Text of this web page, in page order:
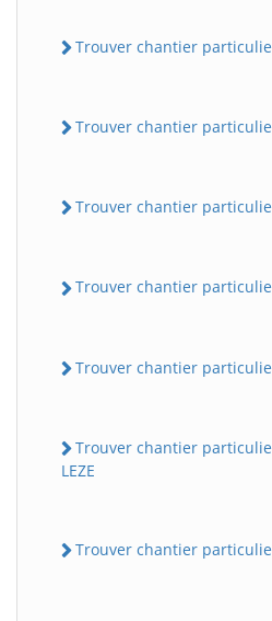
Trouver chantier
Trouver chantier particulier
Trouver chantier
Trouver chantier
Trouver chantier particulier
Trouver chantier particulier
LEZE
Trouver chantier